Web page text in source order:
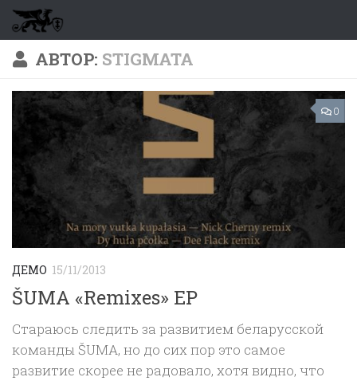
Перейти к содержимому
АВТОР: STIGMATA
0
ДЕМО 15/11/2013
ŠUMA «Remixes» EP
Стараюсь следить за развитием беларусской
команды ŠUMA, но до сих пор это самое
развитие скорее не радовало, хотя видно, что